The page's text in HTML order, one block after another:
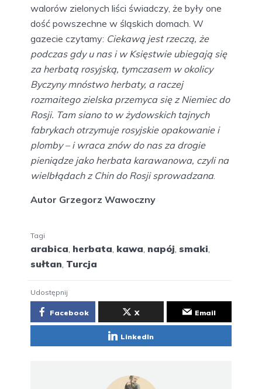
walorów zielonych liści świadczy, że były one
dość powszechne w śląskich domach. W
gazecie czytamy: Ciekawą jest rzeczą, że
podczas gdy u nas i w Księstwie ubiegają się
za herbatą rosyjską, tymczasem w okolicy
Byczyny mnóstwo herbaty, a raczej
rozmaitego zielska przemyca się z Niemiec do
Rosji. Tam siano to w żydowskich tajnych
fabrykach otrzymuje rosyjskie opakowanie i
plomby – i wraca znów do nas za drogie
pieniądze jako herbata karawanowa, czyli na
wielbłądach z Chin do Rosji sprowadzana.
Autor Grzegorz Wawoczny
Tagi
arabica herbata kawa napój smaki
sułtan Turcja
Udostępnij
Facebook X Email
LinkedIn